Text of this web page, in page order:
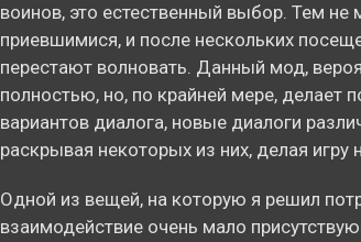
воинов, это естественный выбор. Тем не
приевшимися, и после нескольких
перестают волновать. Данный мод,
полностью, но, по крайней мере, делает
вариантов диалога, новые диалоги
раскрывая некоторых из них, делая игру
Одной из вещей, на которую я решил
взаимодействие очень мало